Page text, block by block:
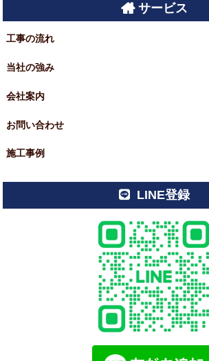
サービス
工事の流れ
当社の強み
会社案内
お問い合わせ
施工事例
LINE登録